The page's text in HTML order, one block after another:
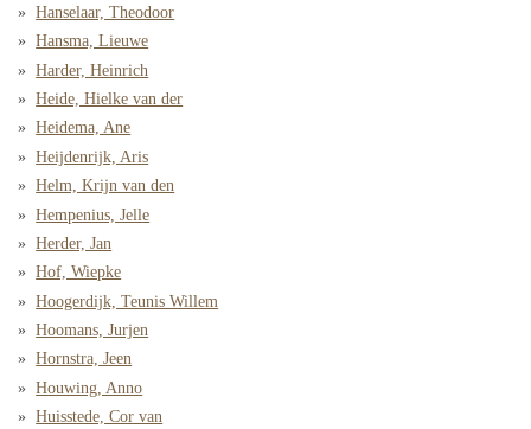
Hanselaar, Theodoor
Hansma, Lieuwe
Harder, Heinrich
Heide, Hielke van der
Heidema, Ane
Heijdenrijk, Aris
Helm, Krijn van den
Hempenius, Jelle
Herder, Jan
Hof, Wiepke
Hoogerdijk, Teunis Willem
Hoomans, Jurjen
Hornstra, Jeen
Houwing, Anno
Huisstede, Cor van